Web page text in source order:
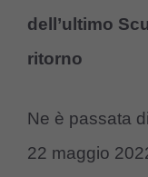
dell’ultimo
ritorno
Ne è passata
22 maggio